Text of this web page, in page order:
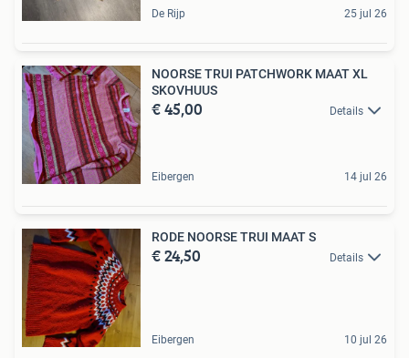
De Rijp 25 jul 26
NOORSE TRUI PATCHWORK MAAT XL
SKOVHUUS
€ 45,00 Details
Eibergen 14 jul 26
RODE NOORSE TRUI MAAT S
€ 24,50 Details
Eibergen 10 jul 26